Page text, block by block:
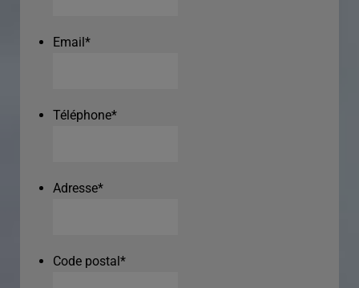
Email*
Téléphone*
Adresse*
Code postal*